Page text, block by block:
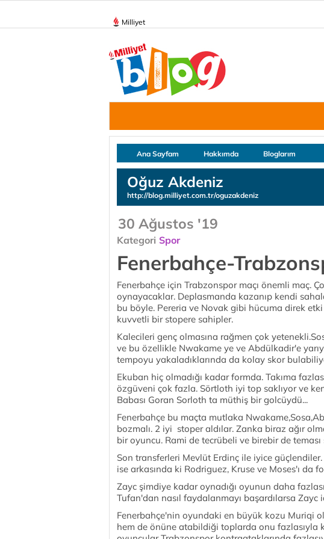
Milliyet
Ana Sayfam Hakkımda Bloglarım
Oğuz Akdeniz
http://blog.milliyet.com.tr/oguzakdeniz
30 Ağustos '19
Kategori Spor
Fenerbahçe-
Fenerbahçe için Trabzonspor maçı önemli maç.
oynayacaklar. Deplasmanda kazanıp kendi
bu böyle. Pereria ve Novak gibi hücuma direk
kuvvetli bir stopere sahipler.
Kalecileri genç olmasına rağmen çok
ve bu özellikle Nwakame ye ve Abdülkadir'e
tempoyu yakaladıklarında da kolay skor
Ekuban hiç olmadığı kadar formda. Takıma
özgüveni çok fazla. Sörtloth iyi top saklıyor ve
Babası Goran Sorloth ta müthiş bir golcüydü...
Fenerbahçe bu maçta mutlaka
bozmalı. 2 iyi stoper aldılar. Zanka biraz ağır
bir oyuncu. Rami de tecrübeli ve birebir de
Son transferleri Mevlüt Erdinç ile iyice
ise arkasında ki Rodriguez, Kruse ve Moses'ı da
Zayc şimdiye kadar oynadığı oyunun daha
Tufan'dan nasıl faydalanmayı başardılarsa
Fenerbahçe'nin oyundaki en büyük kozu Muriqi
hem de önüne atabildiği toplarda onu fazlasıyla